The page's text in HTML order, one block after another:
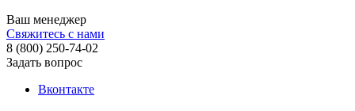
Ваш менеджер
Свяжитесь с нами
8 (800) 250-74-02
Задать вопрос
Вконтакте